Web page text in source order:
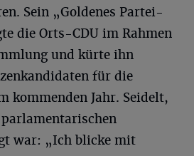
Sein „Goldenes Partei-
die Orts-CDU im Rahmen
und kürte ihn
für die
kommenden Jahr. Seidelt,
war: „Ich blicke mit